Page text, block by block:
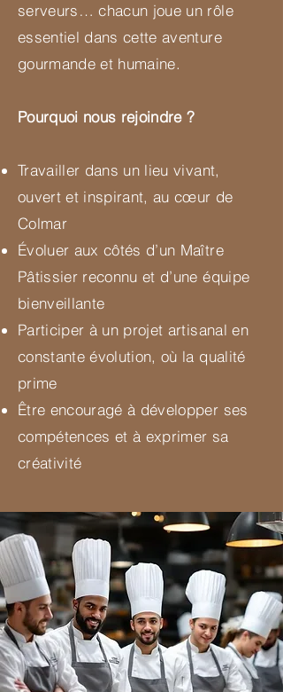
serveurs… chacun joue un rôle
essentiel dans cette aventure
gourmande et humaine.
Pourquoi nous rejoindre ?
Travailler dans un lieu vivant,
ouvert et inspirant, au cœur de
Colmar
Évoluer aux côtés d’un Maître
Pâtissier reconnu et d’une équipe
bienveillante
Participer à un projet artisanal en
constante évolution, où la qualité
prime
Être encouragé à développer ses
compétences et à exprimer sa
créativité